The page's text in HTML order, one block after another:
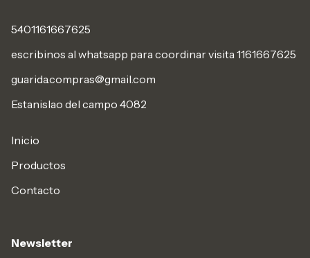
5401161667625
escribinos al whatsapp para coordinar visita 1161667625
guarida.compras@gmail.com
Estanislao del campo 4082
Inicio
Productos
Contacto
Newsletter